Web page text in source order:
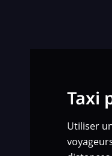
Taxi
Utiliser